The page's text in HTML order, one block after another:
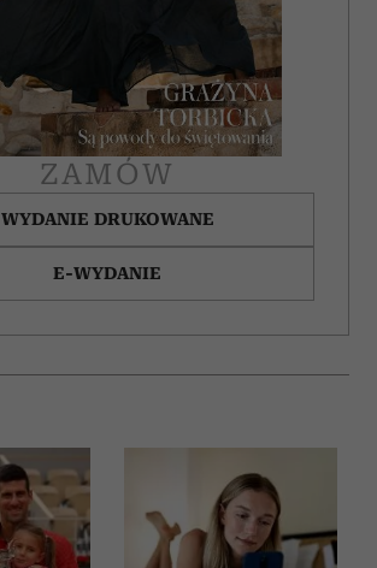
ZAMÓW
WYDANIE DRUKOWANE
E-WYDANIE